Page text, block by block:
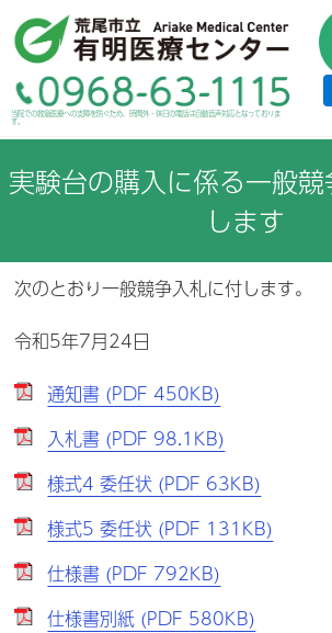
当院での救急医療への支障を防ぐため、時間外・休日の電話は自動音声対応となっておりま
す。
HOME › お知らせ › 入札情報 › 実験台の購入に係る
実験台の購入に係る一般
します
次のとおり一般競争入札に付します。
令和5年7月24日
通知書 (PDF 450KB)
入札書 (PDF 98.1KB)
様式4 委任状 (PDF 63KB)
様式5 委任状 (PDF 131KB)
仕様書 (PDF 792KB)
仕様書別紙 (PDF 580KB)